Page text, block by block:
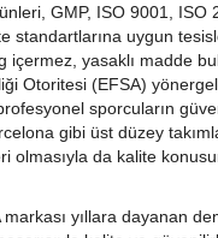
GMP, ISO 9001, ISO
standartlarına uygun
içermez, yasaklı madde
Otoritesi (EFSA)
sporcuların
gibi üst düzey
olmasıyla da kalite
markası yıllara dayanan